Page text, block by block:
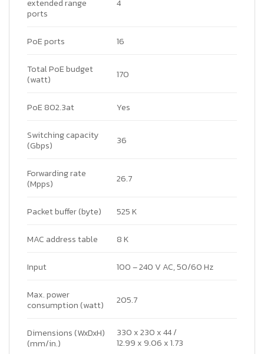
extended range
ports
4
PoE ports 16
Total PoE budget
(watt)
170
PoE 802.3at Yes
Switching capacity
(Gbps)
36
Forwarding rate
(Mpps)
26.7
Packet buffer (byte) 525 K
MAC address table 8 K
Input 100 – 240 V AC, 50/60 Hz
Max. power
consumption (watt)
205.7
Dimensions (WxDxH)
(mm/in.)
330 x 230 x 44 /
12.99 x 9.06 x 1.73